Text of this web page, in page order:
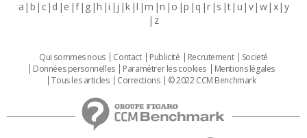
a b c d e f g h i j k l m n o p q r s t u v w x y
z
Qui sommes nous Contact Publicité Recrutement
Societé
Données personnelles
Paramétrer les cookies
Mentions légales
Tous les articles
Corrections © 2022 CCM Benchmark